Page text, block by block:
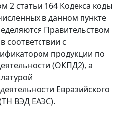
2 статьи 164 Кодекса коды
в данном пункте
Правительством
соответствии с
продукции по
(ОКПД2), а
Евразийского
ВЭД ЕАЭС).